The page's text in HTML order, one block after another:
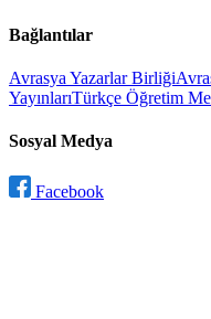
Bağlantılar
Avrasya Yazarlar Birliği
YayınlarıTürkçe Öğretim
Sosyal Medya
Facebook